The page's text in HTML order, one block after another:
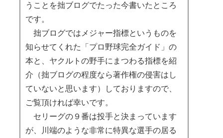
うことを拙ブログでたった今書いたところ
です。
拙ブログではメジャー指標というものを
知らせてくれた「プロ野球完全ガイド」の
本と、ヤクルトの野手にまつわる指標を紹
介（拙ブログの程度なら著作権の侵害はし
ていないと思います）しておりますので、
ご覧頂ければ幸いです。
セリーグの９番は投手と決まっています
が、川端のような非常に特異な選手の居る